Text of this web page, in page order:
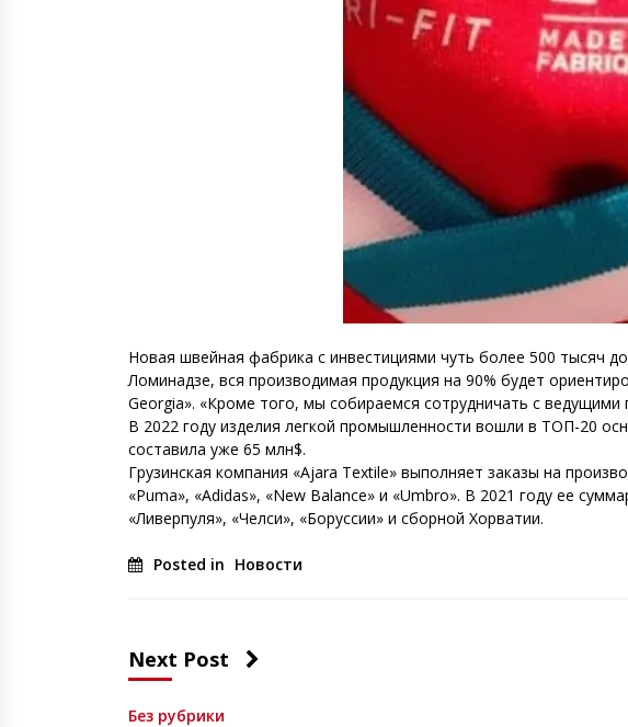
Новая швейная фабрика с инвестициями чуть более 500 тысяч
Ломинадзе, вся производимая продукция на 90% будет
Georgia». «Кроме того, мы собираемся сотрудничать с
В 2022 году изделия легкой промышленности вошли в ТОП-20
составила уже 65 млн$.
Грузинская компания «Ajara Textile» выполняет заказы на
«Puma», «Adidas», «New Balance» и «Umbro». В 2021 году ее
«Ливерпуля», «Челси», «Боруссии» и сборной Хорватии.
Posted in Новости
Next Post
Без рубрики